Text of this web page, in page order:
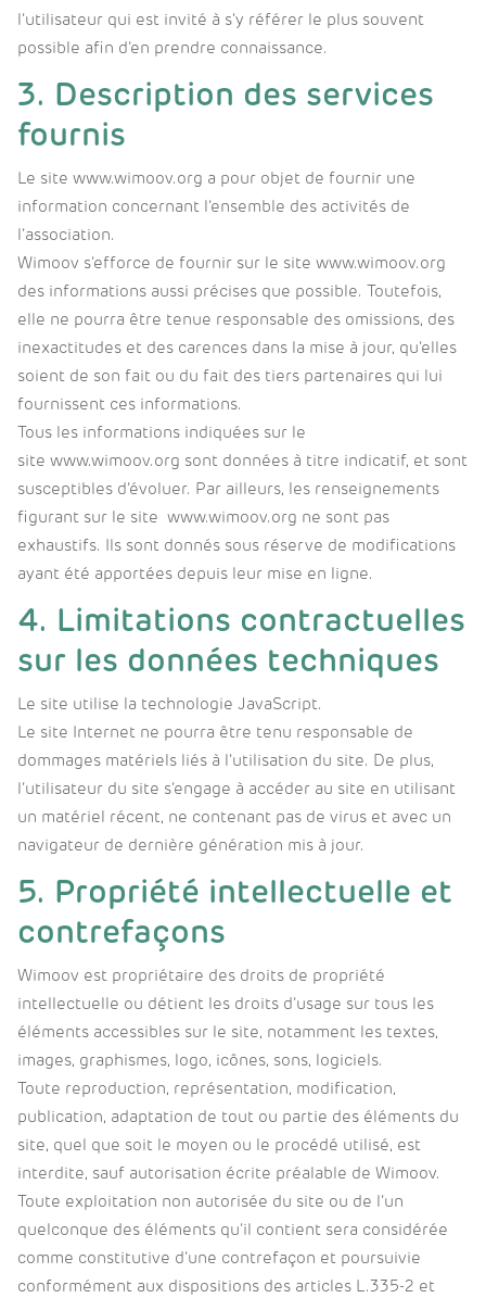
l’utilisateur qui est invité à s’y référer le plus souvent
possible afin d’en prendre connaissance.
3. Description des services
fournis
Le site www.wimoov.org a pour objet de fournir une
information concernant l’ensemble des activités de
l’association.
Wimoov s’efforce de fournir sur le site www.wimoov.org
des informations aussi précises que possible. Toutefois,
elle ne pourra être tenue responsable des omissions, des
inexactitudes et des carences dans la mise à jour, qu’elles
soient de son fait ou du fait des tiers partenaires qui lui
fournissent ces informations.
Tous les informations indiquées sur le
site www.wimoov.org sont données à titre indicatif, et sont
susceptibles d’évoluer. Par ailleurs, les renseignements
figurant sur le site www.wimoov.org ne sont pas
exhaustifs. Ils sont donnés sous réserve de modifications
ayant été apportées depuis leur mise en ligne.
4. Limitations contractuelles
sur les données techniques
Le site utilise la technologie JavaScript.
Le site Internet ne pourra être tenu responsable de
dommages matériels liés à l’utilisation du site. De plus,
l’utilisateur du site s’engage à accéder au site en utilisant
un matériel récent, ne contenant pas de virus et avec un
navigateur de dernière génération mis à jour.
5. Propriété intellectuelle et
contrefaçons
Wimoov est propriétaire des droits de propriété
intellectuelle ou détient les droits d’usage sur tous les
éléments accessibles sur le site, notamment les textes,
images, graphismes, logo, icônes, sons, logiciels.
Toute reproduction, représentation, modification,
publication, adaptation de tout ou partie des éléments du
site, quel que soit le moyen ou le procédé utilisé, est
interdite, sauf autorisation écrite préalable de Wimoov.
Toute exploitation non autorisée du site ou de l’un
quelconque des éléments qu’il contient sera considérée
comme constitutive d’une contrefaçon et poursuivie
conformément aux dispositions des articles L.335-2 et